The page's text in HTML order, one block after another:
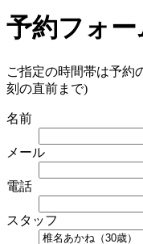
予約フォー
ご指定の時間帯は予約
刻の直前まで)
名前
メール
電話
スタッフ